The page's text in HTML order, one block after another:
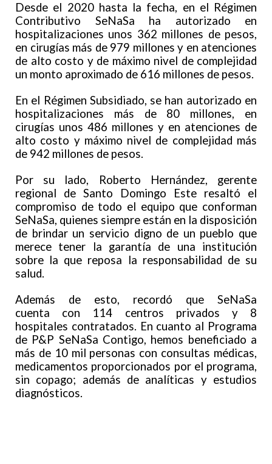
Desde el 2020 hasta la fecha, en el Régimen
Contributivo SeNaSa ha autorizado en
hospitalizaciones unos 362 millones de pesos,
en cirugías más de 979 millones y en atenciones
de alto costo y de máximo nivel de complejidad
un monto aproximado de 616 millones de pesos.
En el Régimen Subsidiado, se han autorizado en
hospitalizaciones más de 80 millones, en
cirugías unos 486 millones y en atenciones de
alto costo y máximo nivel de complejidad más
de 942 millones de pesos.
Por su lado, Roberto Hernández, gerente
regional de Santo Domingo Este resaltó el
compromiso de todo el equipo que conforman
SeNaSa, quienes siempre están en la disposición
de brindar un servicio digno de un pueblo que
merece tener la garantía de una institución
sobre la que reposa la responsabilidad de su
salud.
Además de esto, recordó que SeNaSa
cuenta con 114 centros privados y 8
hospitales contratados. En cuanto al Programa
de P&P SeNaSa Contigo, hemos beneficiado a
más de 10 mil personas con consultas médicas,
medicamentos proporcionados por el programa,
sin copago; además de analíticas y estudios
diagnósticos.